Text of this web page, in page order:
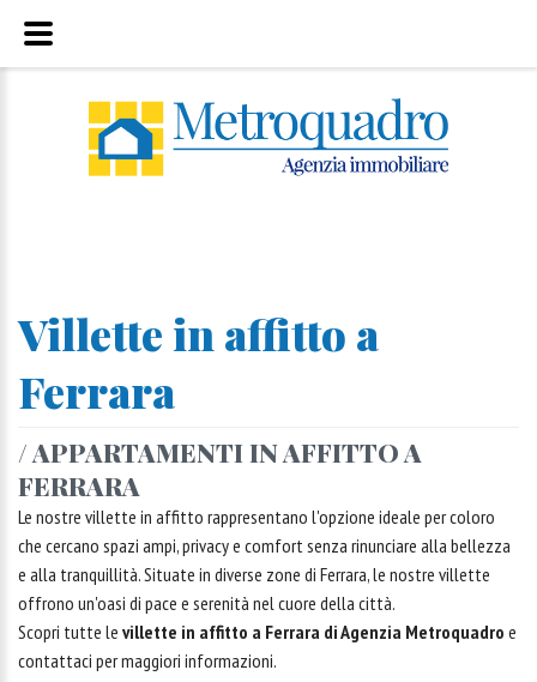
Villette in affitto a
Ferrara
/ APPARTAMENTI IN AFFITTO A
FERRARA
Le nostre villette in affitto rappresentano l'opzione ideale per coloro
che cercano spazi ampi, privacy e comfort senza rinunciare alla bellezza
e alla tranquillità. Situate in diverse zone di Ferrara, le nostre villette
offrono un'oasi di pace e serenità nel cuore della città.
Scopri tutte le villette in affitto a Ferrara di Agenzia Metroquadro e
contattaci per maggiori informazioni.